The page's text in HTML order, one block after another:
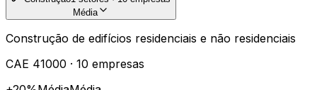
Média
Construção de edifícios residenciais e não residenciais
CAE 41000 · 10 empresas